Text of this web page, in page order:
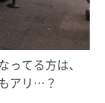
てる方は、
アリ…？